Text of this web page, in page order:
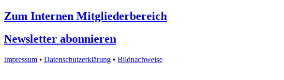
Zum Internen Mitgliederbereich
Newsletter abonnieren
Impressum • Datenschutzerklärung • Bildnachweise